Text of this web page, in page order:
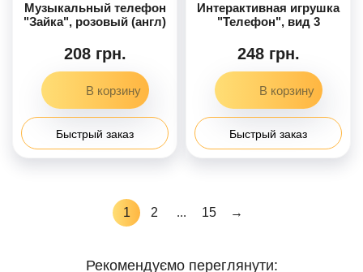
Музыкальный телефон
"Зайка", розовый (англ)
208 грн.
Быстрый заказ
Интерактивная игрушка
"Телефон", вид 3
248 грн.
Быстрый заказ
1 2 ... 15 →
Рекомендуємо переглянути: